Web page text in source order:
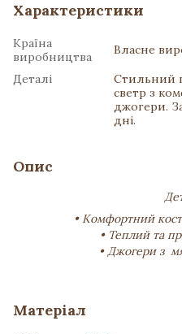
Характеристики
Країна
виробництва
Власне
Деталі
Стильний
светр з
джогери.
дні.
Опис
• Комфортний
• Теплий та
• Джогери з
Матеріал